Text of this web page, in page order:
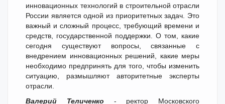
инновационных технологий в строительной отрасли
России является одной из приоритетных задач. Это
важный и сложный процесс, требующий времени и
средств, государственной поддержки. О том, какие
сегодня существуют вопросы, связанные с
внедрением инновационных решений, какие меры
необходимо предпринять для того, чтобы изменить
ситуацию, размышляют авторитетные эксперты
отрасли.
Валерий Теличенко - ректор Московского